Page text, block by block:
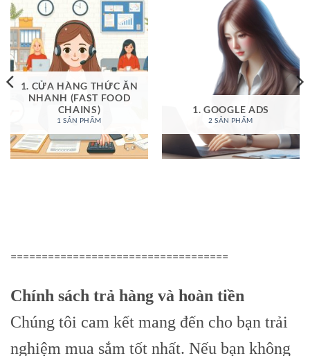
1. CỬA HÀNG THỨC ĂN
NHANH (FAST FOOD
CHAINS)
1 SẢN PHẨM
1. GOOGLE ADS
2 SẢN PHẨM
===================================
Chính sách trả hàng và hoàn tiền
Chúng tôi cam kết mang đến cho bạn trải
nghiệm mua sắm tốt nhất. Nếu bạn không